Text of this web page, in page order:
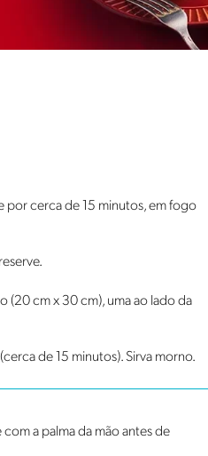
por cerca de 15 minutos, em fogo
(20 cm x 30 cm), uma ao lado da
de 15 minutos). Sirva morno.
com a palma da mão antes de